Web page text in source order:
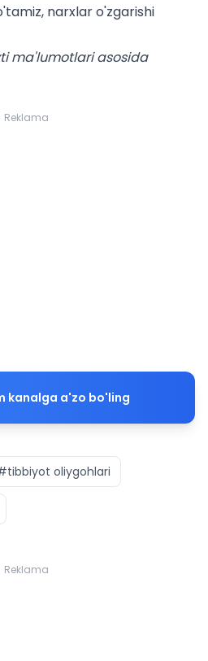
narxlar o'zgarishi
ma'lumotlari asosida
Reklama
kanalga a'zo bo'ling
oliygohlari
Reklama